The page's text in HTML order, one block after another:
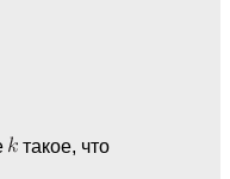
такое, что